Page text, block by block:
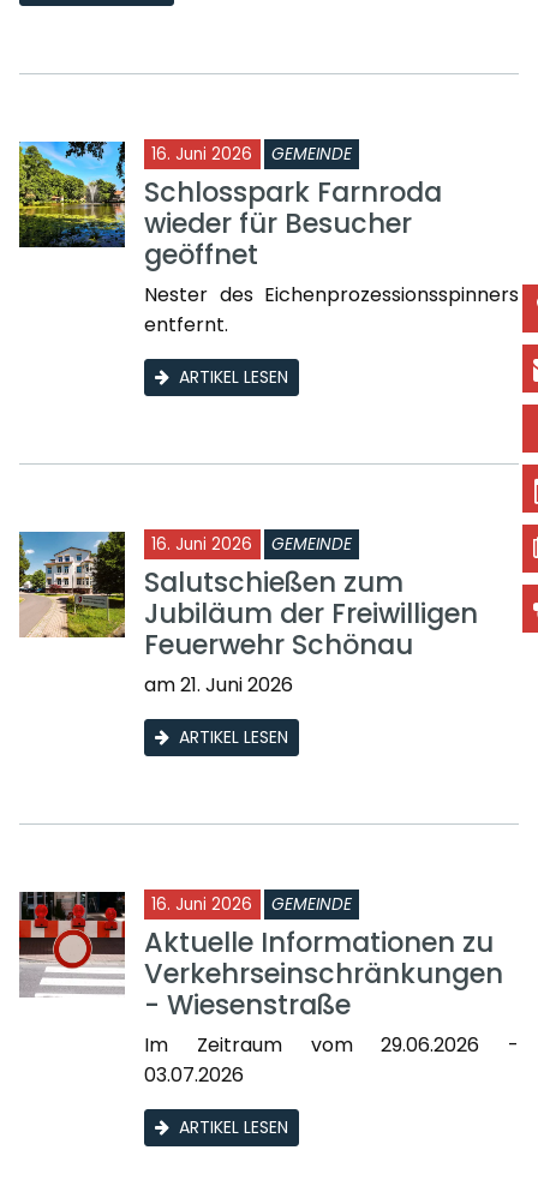
16. Juni 2026 GEMEINDE
Schlosspark Farnroda
wieder für Besucher
geöffnet
Nester des Eichenprozessionsspinners
entfernt.
ARTIKEL LESEN
16. Juni 2026 GEMEINDE
Salutschießen zum
Jubiläum der Freiwilligen
Feuerwehr Schönau
am 21. Juni 2026
ARTIKEL LESEN
16. Juni 2026 GEMEINDE
Aktuelle Informationen zu
Verkehrseinschränkungen
- Wiesenstraße
Im Zeitraum vom 29.06.2026 -
03.07.2026
ARTIKEL LESEN